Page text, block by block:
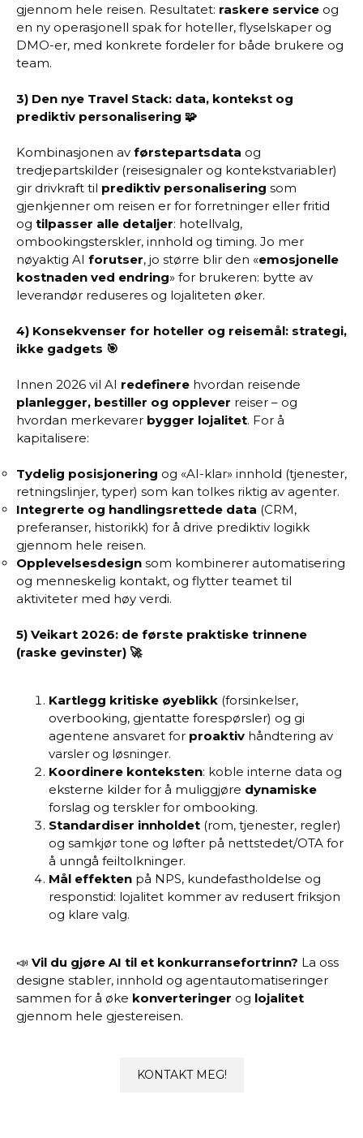
gjennom hele reisen. Resultatet: raskere service og
en ny operasjonell spak for hoteller, flyselskaper og
DMO-er, med konkrete fordeler for både brukere og
team.
3) Den nye Travel Stack: data, kontekst og
prediktiv personalisering 🧩
Kombinasjonen av førstepartsdata og
tredjepartskilder (reisesignaler og kontekstvariabler)
gir drivkraft til prediktiv personalisering som
gjenkjenner om reisen er for forretninger eller fritid
og tilpasser alle detaljer: hotellvalg,
ombookingsterskler, innhold og timing. Jo mer
nøyaktig AI forutser, jo større blir den «emosjonelle
kostnaden ved endring» for brukeren: bytte av
leverandør reduseres og lojaliteten øker.
4) Konsekvenser for hoteller og reisemål: strategi,
ikke gadgets 🎯
Innen 2026 vil AI redefinere hvordan reisende
planlegger, bestiller og opplever reiser – og
hvordan merkevarer bygger lojalitet. For å
kapitalisere:
Tydelig posisjonering og «AI-klar» innhold (tjenester,
retningslinjer, typer) som kan tolkes riktig av agenter.
Integrerte og handlingsrettede data (CRM,
preferanser, historikk) for å drive prediktiv logikk
gjennom hele reisen.
Opplevelsesdesign som kombinerer automatisering
og menneskelig kontakt, og flytter teamet til
aktiviteter med høy verdi.
5) Veikart 2026: de første praktiske trinnene
(raske gevinster) 🚀
Kartlegg kritiske øyeblikk (forsinkelser,
overbooking, gjentatte forespørsler) og gi
agentene ansvaret for proaktiv håndtering av
varsler og løsninger.
Koordinere konteksten: koble interne data og
eksterne kilder for å muliggjøre dynamiske
forslag og terskler for ombooking.
Standardiser innholdet (rom, tjenester, regler)
og samkjør tone og løfter på nettstedet/OTA for
å unngå feiltolkninger.
Mål effekten på NPS, kundefastholdelse og
responstid: lojalitet kommer av redusert friksjon
og klare valg.
📣 Vil du gjøre AI til et konkurransefortrinn? La oss
designe stabler, innhold og agentautomatiseringer
sammen for å øke konverteringer og lojalitet
gjennom hele gjestereisen.
KONTAKT MEG!